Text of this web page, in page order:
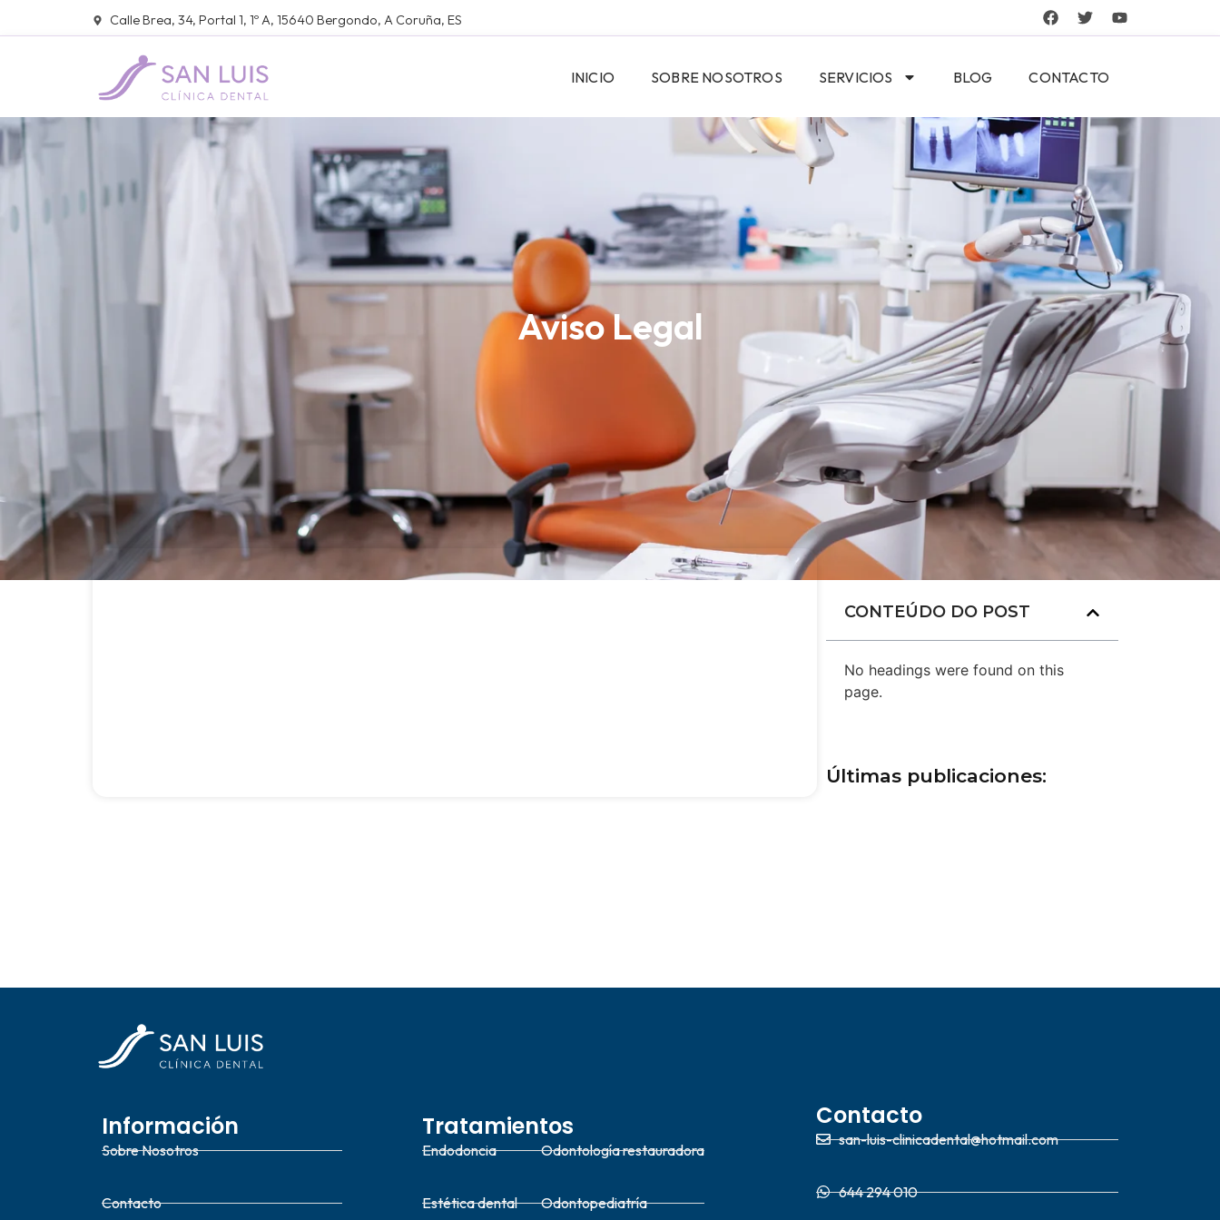
Calle Brea, 34, Portal 1, 1º A, 15640 Bergondo, A Coruña, ES
INICIO SOBRE NOSOTROS SERVICIOS BLOG CONTACTO
Aviso Legal
CONTEÚDO DO POST
No headings were found on this
page.
Últimas publicaciones:
Información
Sobre Nosotros
Contacto
Tratamientos
Endodoncia
Estética dental
Odontología restauradora
Odontopediatría
Contacto
san-luis-clinicadental@hotmail.com
644 294 010